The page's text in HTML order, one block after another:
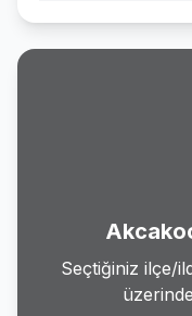
Seçtiğiniz ilçe/